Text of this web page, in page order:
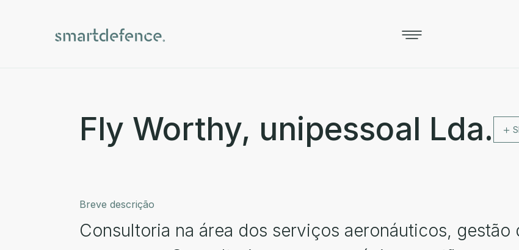
Fly Worthy, unipessoal Lda.
Breve descrição
Consultoria na área dos serviços aeronáuticos,